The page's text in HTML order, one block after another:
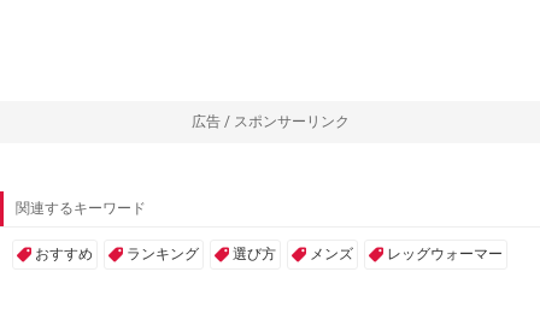
広告 / スポンサーリンク
関連するキーワード
おすすめ ランキング 選び方 メンズ レッグウォーマー